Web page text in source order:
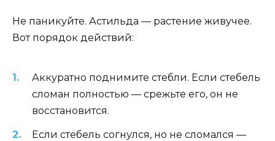
Не паникуйте. Астильда — растение живучее.
Вот порядок действий:
Аккуратно поднимите стебли. Если стебель
сломан полностью — срежьте его, он не
восстановится.
Если стебель согнулся, но не сломался —